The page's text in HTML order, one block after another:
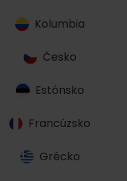
Kolumbia
Česko
Estónsko
Francúzsko
Grécko